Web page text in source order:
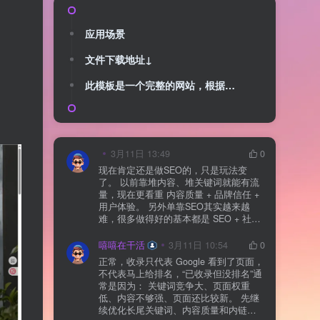
应用场景
文件下载地址↓
此模板是一个完整的网站，根据自己的需求去选择，建议新手使用完整版压缩包直接导入，然后根据自己的使用情况调整
3月11日 13:49
0
现在肯定还是做SEO的，只是玩法变
了。 以前靠堆内容、堆关键词就能有流
量，现在更看重 内容质量 + 品牌信任 +
用户体验。 另外单靠SEO其实越来越
难，很多做得好的基本都是 SEO + 社媒
质还是一个长期获客渠道，但不能再当
成唯一渠道了。
嘻嘻在干活 3月11日 10:54
0
正常，收录只代表 Google 看到了页面，
不代表马上给排名，“已收录但没排名”通
常是因为： 关键词竞争大、页面权重
低、内容不够强、页面还比较新。 先继
续优化长尾关键词、内容质量和内链，